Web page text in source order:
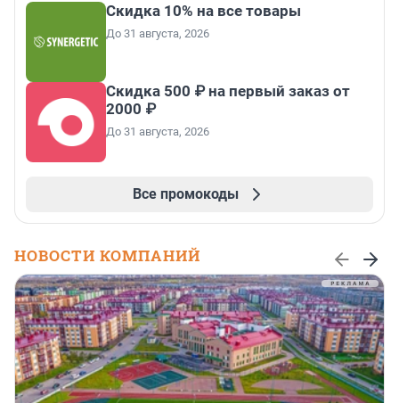
Скидка 10% на все товары
До 31 августа, 2026
Скидка 500 ₽ на первый заказ от
2000 ₽
До 31 августа, 2026
Все промокоды
НОВОСТИ КОМПАНИЙ